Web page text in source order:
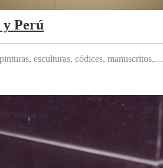
y Perú
esculturas, códices, manuscritos,…